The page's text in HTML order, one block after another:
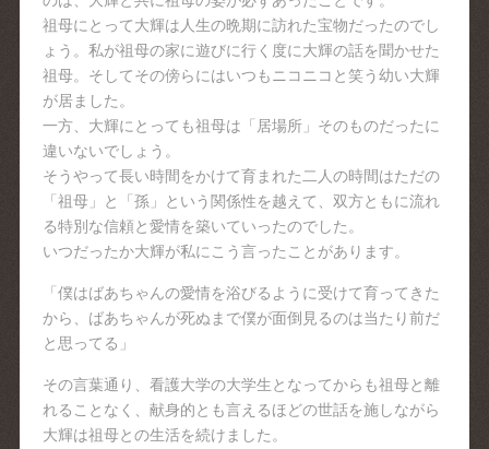
祖母にとって大輝は人生の晩期に訪れた宝物だったのでし
ょう。私が祖母の家に遊びに行く度に大輝の話を聞かせた
祖母。そしてその傍らにはいつもニコニコと笑う幼い大輝
が居ました。
一方、大輝にとっても祖母は「居場所」そのものだったに
違いないでしょう。
そうやって長い時間をかけて育まれた二人の時間はただの
「祖母」と「孫」という関係性を越えて、双方ともに流れ
る特別な信頼と愛情を築いていったのでした。
いつだったか大輝が私にこう言ったことがあります。
「僕はばあちゃんの愛情を浴びるように受けて育ってきた
から、ばあちゃんが死ぬまで僕が面倒見るのは当たり前だ
と思ってる」
その言葉通り、看護大学の大学生となってからも祖母と離
れることなく、献身的とも言えるほどの世話を施しながら
大輝は祖母との生活を続けました。